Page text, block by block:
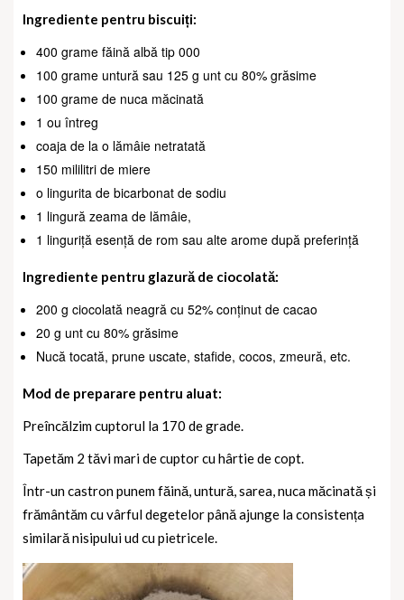
Ingrediente pentru biscuiți:
400 grame făină albă tip 000
100 grame untură sau 125 g unt cu 80% grăsime
100 grame de nuca măcinată
1 ou întreg
coaja de la o lămâie netratată
150 mililitri de miere
o lingurita de bicarbonat de sodiu
1 lingură zeama de lămâie,
1 linguriță esență de rom sau alte arome după preferință
Ingrediente pentru glazură de ciocolată:
200 g ciocolată neagră cu 52% conținut de cacao
20 g unt cu 80% grăsime
Nucă tocată, prune uscate, stafide, cocos, zmeură, etc.
Mod de preparare pentru aluat:
Preîncălzim cuptorul la 170 de grade.
Tapetăm 2 tăvi mari de cuptor cu hârtie de copt.
Într-un castron punem făină, untură, sarea, nuca măcinată și
frământăm cu vârful degetelor până ajunge la consistența
similară nisipului ud cu pietricele.